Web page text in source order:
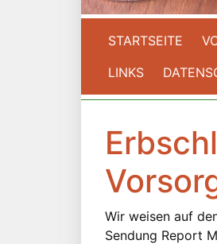
STARTSEITE
LINKS
Wir weisen auf
Sendung Report